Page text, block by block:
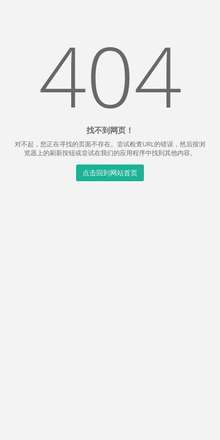
404
找不到网页！
对不起，您正在寻找的页面不存在。尝试检查URL的错误，然后按浏
览器上的刷新按钮或尝试在我们的应用程序中找到其他内容。
点击回到网站首页